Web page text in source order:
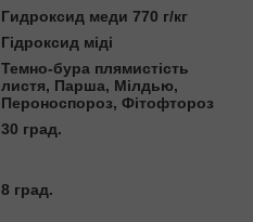
Гидроксид меди 770 г/кг
Гідроксид міді
Темно-бура плямистість
листя, Парша, Мілдью,
Пероноспороз, Фітофтороз
30 град.
8 град.